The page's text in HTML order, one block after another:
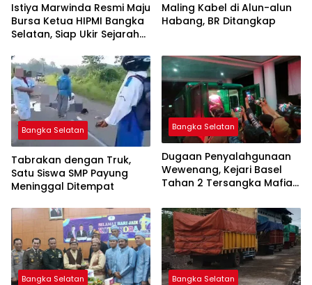
Istiya Marwinda Resmi Maju
Bursa Ketua HIPMI Bangka
Selatan, Siap Ukir Sejarah
Pertama
Maling Kabel di Alun-alun
Habang, BR Ditangkap
Bangka Selatan
Tabrakan dengan Truk,
Satu Siswa SMP Payung
Meninggal Ditempat
Bangka Selatan
Dugaan Penyalahgunaan
Wewenang, Kejari Basel
Tahan 2 Tersangka Mafia
Bangka Selatan Bangka Selatan